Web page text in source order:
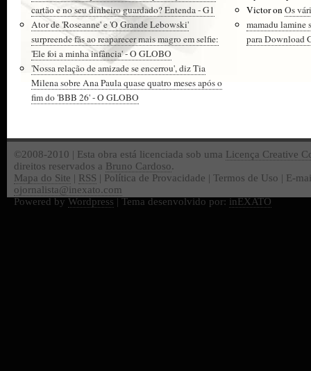
cartão e no seu dinheiro guardado? Entenda - G1
Ator de 'Roseanne' e 'O Grande Lebowski'
surpreende fãs ao reaparecer mais magro em selfie:
'Ele foi a minha infância' - O GLOBO
'Nossa relação de amizade se encerrou', diz Tia
Milena sobre Ana Paula quase quatro meses após o
fim do 'BBB 26' - O GLOBO
VictoronOs
mamadu lamine
para Download
©2008-2010 | Esta obra está licenciada sob uma Licença Creative
direitos reservados a Bruno Cardoso.
Mapa do Site | RSS | Política de Provacidade | Termos de Uso | E-
ojornalista@inexato.com
Powered by Wordpress | Tema desenvolvido por: inEXATO